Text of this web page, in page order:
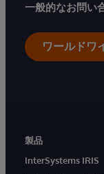
一般的なお問い
ワールドワ
製品
InterSystems IRIS